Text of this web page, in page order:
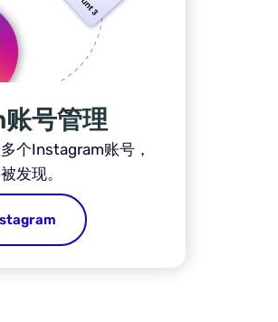
号管理
个Instagram账号，
发现。